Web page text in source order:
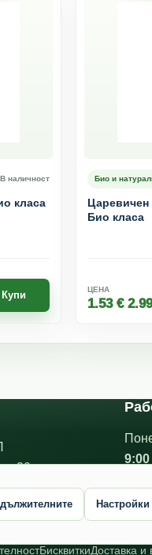
В наличност
класа
Купи
Био и
Царевичен
Био класа
ЦЕНА
1.53 €
30
9:00
БисквиткиДоставка
Настройки